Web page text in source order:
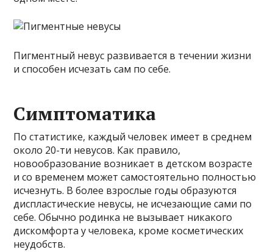
Пигментный невус развивается в течении жизни
и способен исчезать сам по себе.
Симптоматика
По статистике, каждый человек имеет в среднем
около 20-ти невусов. Как правило,
новообразование возникает в детском возрасте
и со временем может самостоятельно полностью
исчезнуть. В более взрослые годы образуются
диспластические невусы, не исчезающие сами по
себе. Обычно родинка не вызывает никакого
дискомфорта у человека, кроме косметических
неудобств.